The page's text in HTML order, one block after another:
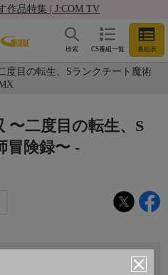
作品特集 | J:COM TV
CS番組一覧 番組表
検索
度目の転生、Sランクチート魔術
〜二度目の転生、S
冒険録〜 -
転生、Ｓランクチート魔術